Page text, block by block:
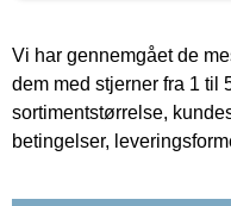
Vi har gennemgået de
dem med stjerner fra 1 til
sortimentstørrelse,
betingelser,